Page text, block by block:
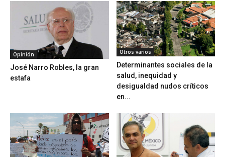
Opinión
José Narro Robles, la gran
estafa
Otros varios
Determinantes sociales de la
salud, inequidad y
desigualdad nudos críticos
en...